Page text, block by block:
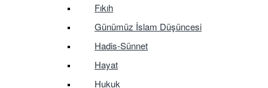
Fıkıh
Günümüz İslam Düşüncesi
Hadis-Sünnet
Hayat
Hukuk